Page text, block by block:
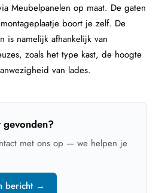
Meubelpanelen op maat. De gaten
boort je zelf. De
is namelijk afhankelijk van
zoals het type kast, de hoogte
van lades.
met ons op — we helpen je
bericht →